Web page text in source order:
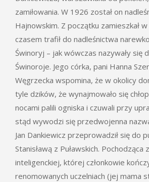
zamiłowania. W 1926 został on
Hajnowskim. Z początku zamieszkał w
czasem trafił do nadleśnictwa
Świnoryj – jak wówczas nazywały się
Świnoroje. Jego córka, pani Hanna
Węgrzecka wspomina, że w okolicy
tyle dzików, że wynajmowało się
nocami palili ogniska i czuwali przy
stąd wywodzi się przedwojenna
Jan Dankiewicz przeprowadził się do
Stanisławą z Puławskich. Pochodząca
inteligenckiej, której członkowie
renomowanych uczelniach (jej mama